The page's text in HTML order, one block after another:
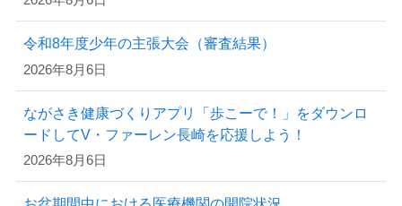
令和8年度少年の主張大会（審査結果）
2026年8月6日
ながさき健康づくりアプリ「歩こーで！」をダウンロ
ードしてV・ファーレン長崎を応援しよう！
2026年8月6日